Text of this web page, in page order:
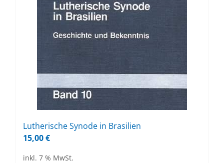
Lu­the­ri­sche Syn­ode in Bra­si­li­en
15,00€
inkl. 7 % MwSt.